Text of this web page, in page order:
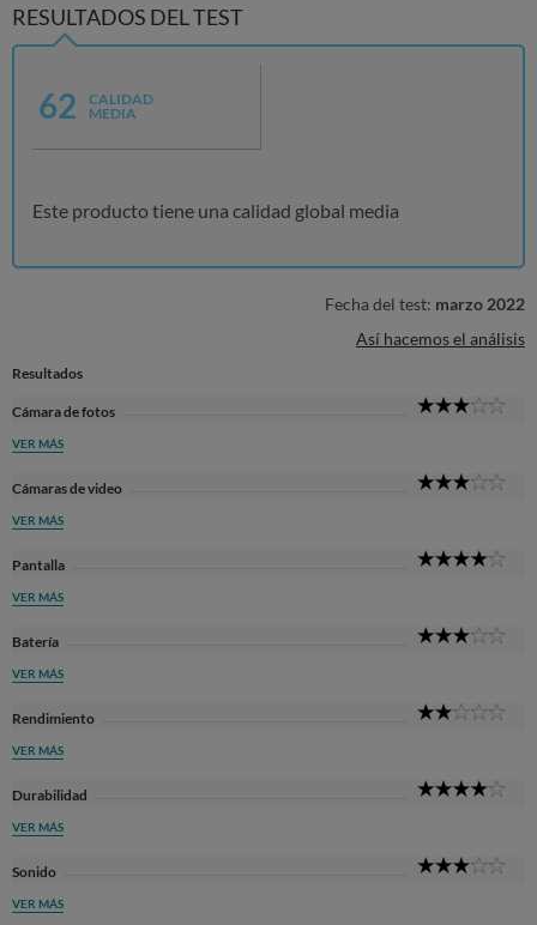
RESULTADOS DEL TEST
62
CALIDAD
MEDIA
Este producto tiene una calidad global media
Fecha del test: marzo 2022
Así hacemos el análisis
Resultados
Cámara de fotos
VER MÁS
Cámaras de video
VER MÁS
Pantalla
VER MÁS
Batería
VER MÁS
Rendimiento
VER MÁS
Durabilidad
VER MÁS
Sonido
VER MÁS